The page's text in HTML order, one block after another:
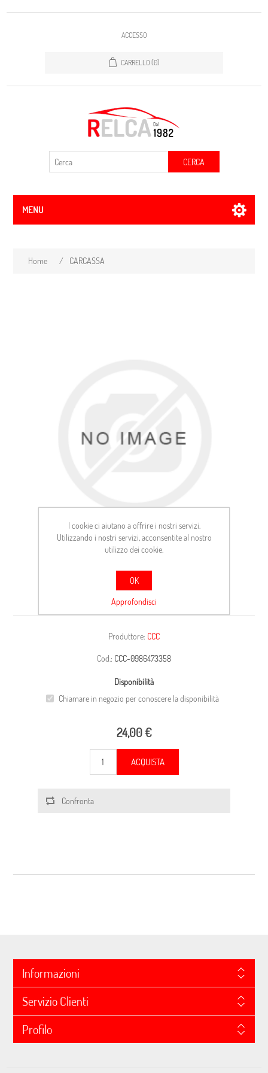
ACCESSO
CARRELLO (0)
CERCA
MENU
Home / CARCASSA
CARCASSA
Produttore: CCC
Cod.: CCC-0986473358
Disponibilità
Chiamare in negozio per conoscere la disponibilità
24,00 €
ACQUISTA
Confronta
Informazioni
Servizio Clienti
Profilo
I cookie ci aiutano a offrire i nostri servizi.
Utilizzando i nostri servizi, acconsentite al nostro
utilizzo dei cookie.
OK
Approfondisci